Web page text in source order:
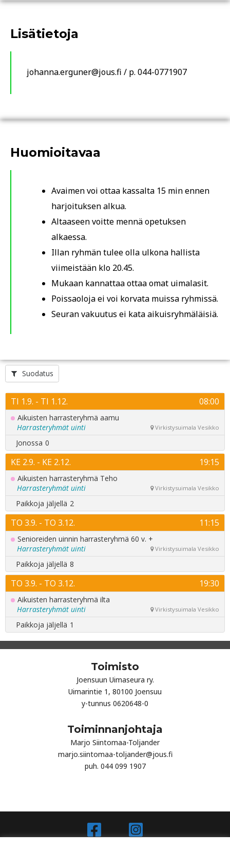
Lisätietoja
johanna.erguner@jous.fi / p. 044-0771907
Huomioitavaa
Avaimen voi ottaa kassalta 15 min ennen
harjoituksen alkua.
Altaaseen voitte mennä opetuksen
alkaessa.
Illan ryhmän tulee olla ulkona hallista
viimeistään klo 20.45.
Mukaan kannattaa ottaa omat uimalasit.
Poissaoloja ei voi korvata muissa ryhmissä.
Seuran vakuutus ei kata aikuisryhmäläisiä.
Toimisto
Joensuun Uimaseura ry.
Uimarintie 1, 80100 Joensuu
y-tunnus 0620648-0
Toiminnanjohtaja
Marjo Siintomaa-Toljander
marjo.siintomaa-toljander@jous.fi
puh. 044 099 1907